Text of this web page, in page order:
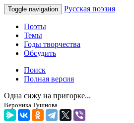
Toggle navigation Русская поэзия
Поэты
Темы
Годы творчества
Обсудить
Поиск
Полная версия
Одна сижу на пригорке...
Вероника Тушнова